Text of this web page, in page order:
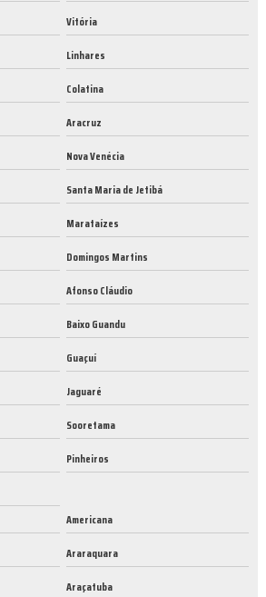
Vitória
Linhares
Colatina
Aracruz
Nova Venécia
Santa Maria de Jetibá
Marataízes
Domingos Martins
Afonso Cláudio
Baixo Guandu
Guaçuí
Jaguaré
Sooretama
Pinheiros
Americana
Araraquara
Araçatuba